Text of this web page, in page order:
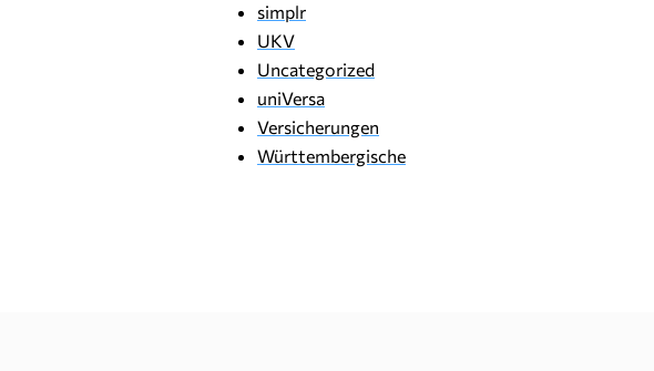
simplr
UKV
Uncategorized
uniVersa
Versicherungen
Württembergische